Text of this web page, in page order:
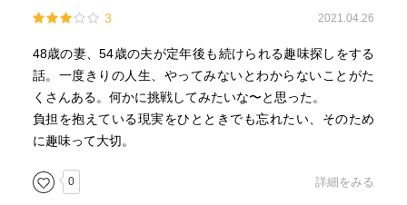
3 2021.04.26
48歳の妻、54歳の夫が定年後も続けられる趣味探しをする
話。一度きりの人生、やってみないとわからないことがた
くさんある。何かに挑戦してみたいな〜と思った。
負担を抱えている現実をひとときでも忘れたい、そのため
に趣味って大切。
0 詳細をみる